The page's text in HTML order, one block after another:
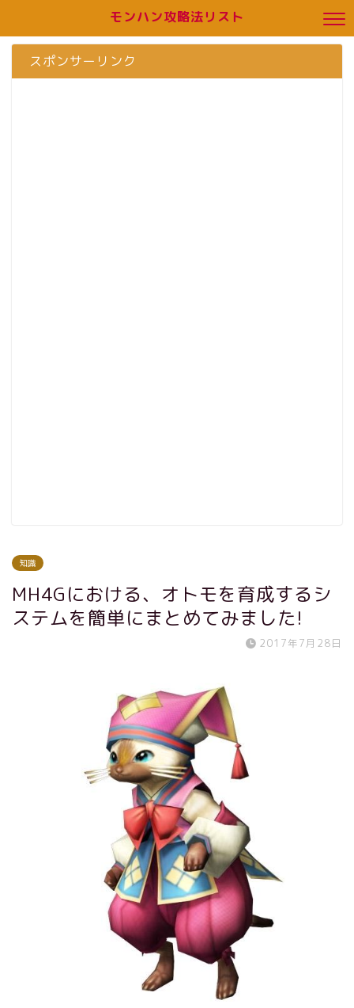
モンハン攻略法リスト
スポンサーリンク
知識
MH4Gにおける、オトモを育成するシ
ステムを簡単にまとめてみました!
2017年7月28日